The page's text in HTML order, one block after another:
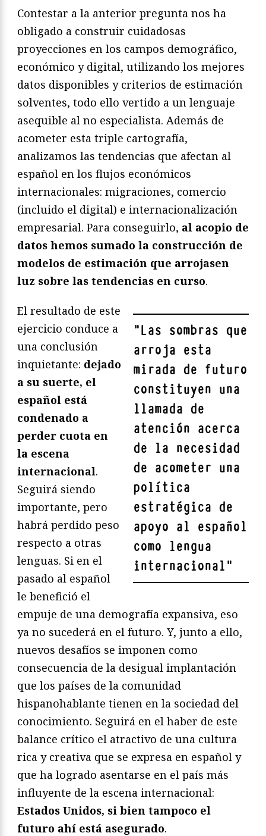
Contestar a la anterior pregunta nos ha
obligado a construir cuidadosas
proyecciones en los campos demográfico,
económico y digital, utilizando los mejores
datos disponibles y criterios de estimación
solventes, todo ello vertido a un lenguaje
asequible al no especialista. Además de
acometer esta triple cartografía,
analizamos las tendencias que afectan al
español en los flujos económicos
internacionales: migraciones, comercio
(incluido el digital) e internacionalización
empresarial. Para conseguirlo, al acopio de
datos hemos sumado la construcción de
modelos de estimación que arrojasen
luz sobre las tendencias en curso.
"Las sombras que
arroja esta
mirada de futuro
constituyen una
llamada de
atención acerca
de la necesidad
de acometer una
política
estratégica de
apoyo al español
como lengua
internacional"
El resultado de este
ejercicio conduce a
una conclusión
inquietante: dejado
a su suerte, el
español está
condenado a
perder cuota en
la escena
internacional.
Seguirá siendo
importante, pero
habrá perdido peso
respecto a otras
lenguas. Si en el
pasado al español
le benefició el
empuje de una demografía expansiva, eso
ya no sucederá en el futuro. Y, junto a ello,
nuevos desafíos se imponen como
consecuencia de la desigual implantación
que los países de la comunidad
hispanohablante tienen en la sociedad del
conocimiento. Seguirá en el haber de este
balance crítico el atractivo de una cultura
rica y creativa que se expresa en español y
que ha logrado asentarse en el país más
influyente de la escena internacional:
Estados Unidos, si bien tampoco el
futuro ahí está asegurado.